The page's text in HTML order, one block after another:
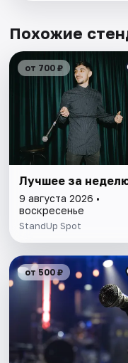
Похожие
от 700 ₽
Лучшее за
9 августа 2026 •
воскресенье
StandUp Spot
от 500 ₽